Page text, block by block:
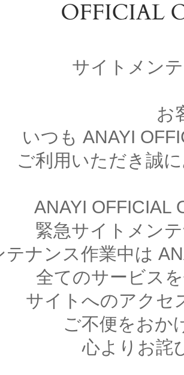
サイトメン
お
いつも ANAYI
ご利用いただき誠
ANAYI OFFICIAL
緊急サイトメン
テナンス作業中は
全てのサービス
サイトへのアクセ
ご不便をおか
心よりお詫